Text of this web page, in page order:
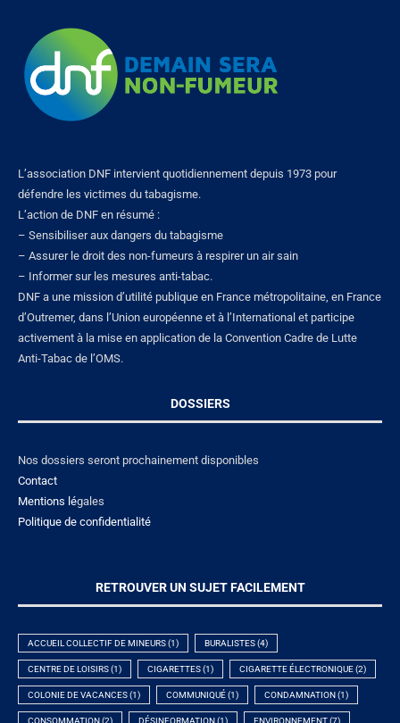
L’association DNF intervient quotidiennement depuis 1973 pour
défendre les victimes du tabagisme.
L’action de DNF en résumé :
– Sensibiliser aux dangers du tabagisme
– Assurer le droit des non-fumeurs à respirer un air sain
– Informer sur les mesures anti-tabac.
DNF a une mission d’utilité publique en France métropolitaine, en France
d’Outremer, dans l’Union européenne et à l’International et participe
activement à la mise en application de la Convention Cadre de Lutte
Anti-Tabac de l’OMS.
DOSSIERS
Nos dossiers seront prochainement disponibles
Contact
Mentions légales
Politique de confidentialité
RETROUVER UN SUJET FACILEMENT
ACCUEIL COLLECTIF DE MINEURS(1) BURALISTES(4)
CENTRE DE LOISIRS(1) CIGARETTES(1) CIGARETTE ÉLECTRONIQUE(2)
COLONIE DE VACANCES(1) COMMUNIQUÉ(1) CONDAMNATION (1)